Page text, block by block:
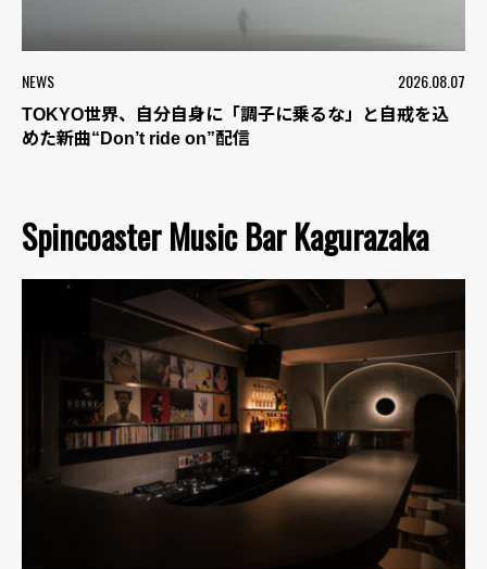
NEWS 2026.08.07
TOKYO世界、自分自身に「調子に乗るな」と自戒を込
めた新曲“Don’t ride on”配信
Spincoaster Music Bar Kagurazaka